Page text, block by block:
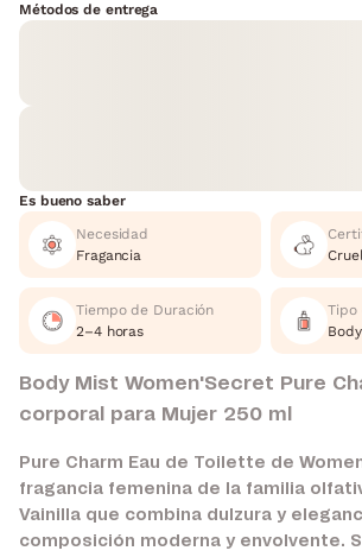
Métodos de entrega
Es bueno saber
Necesidad
Fragancia
Tiempo de Duración
2–4 horas
Tipo
Body Mist Women'Secret Pure
corporal para Mujer 250 ml
Pure Charm Eau de Toilette de
fragancia femenina de la familia
Vainilla que combina dulzura y
composición moderna y envolvente.